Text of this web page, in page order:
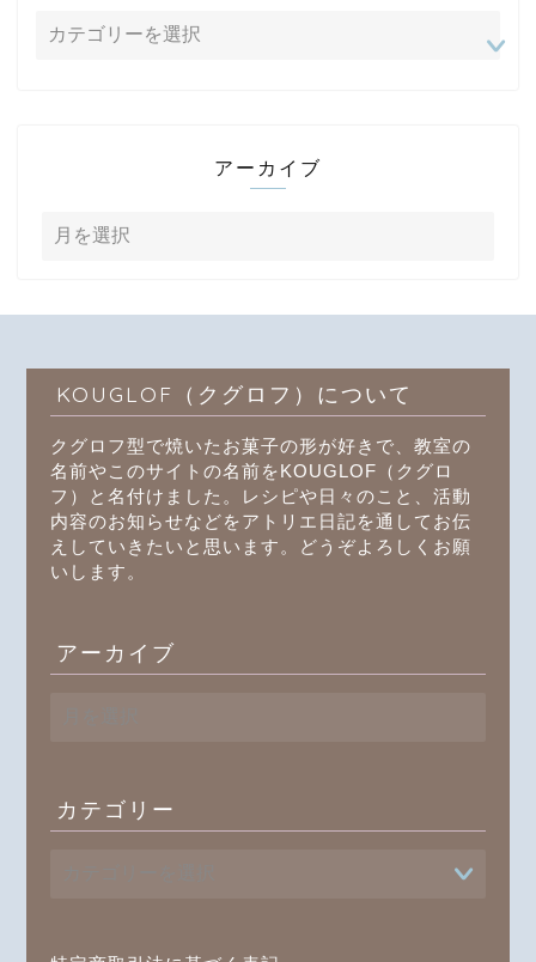
アーカイブ
KOUGLOF（クグロフ）について
クグロフ型で焼いたお菓子の形が好きで、教室の
名前やこのサイトの名前をKOUGLOF（クグロ
フ）と名付けました。レシピや日々のこと、活動
内容のお知らせなどをアトリエ日記を通してお伝
えしていきたいと思います。どうぞよろしくお願
いします。
アーカイブ
ブ
カテゴリー
プロフィール